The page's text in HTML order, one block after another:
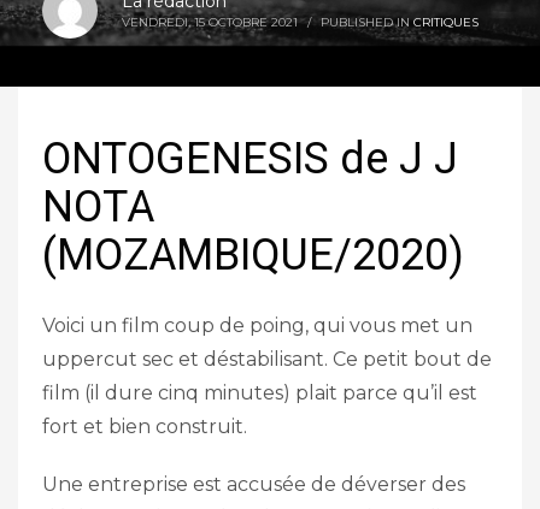
VENDREDI, 15 OCTOBRE 2021 / PUBLISHED IN CRITIQUES
ONTOGENESIS de J J
NOTA
(MOZAMBIQUE/2020)
Voici un film coup de poing, qui vous met un
uppercut sec et déstabilisant. Ce petit bout de
film (il dure cinq minutes) plait parce qu’il est
fort et bien construit.
Une entreprise est accusée de déverser des